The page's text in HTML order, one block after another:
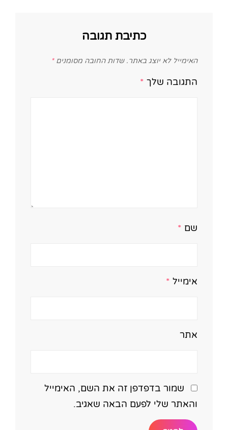
כתיבת תגובה
האימייל לא יוצג באתר. שדות החובה מסומנים*
התגובה שלך *
שם *
אימייל *
אתר
שמור בדפדפן זה את השם, האימייל
והאתר שלי לפעם הבאה שאגיב.